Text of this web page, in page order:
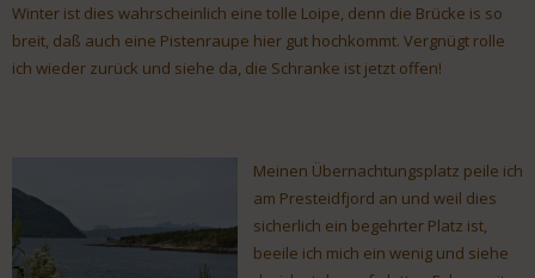
Winter ist dies wahrscheinlich eine tolle Loipe, denn die Brücke is so
breit, daß auch eine Pistenraupe hier gut hochkommt. Vergnügt rolle
ich wieder zurück und siehe da, die Schranke ist jetzt offen!
Meinen Übernachtungsplatz peile ich
am Presteidfjord an und weil dies
sicherlich ein begehrter Platz ist,
beeile ich mich ein wenig und siehe